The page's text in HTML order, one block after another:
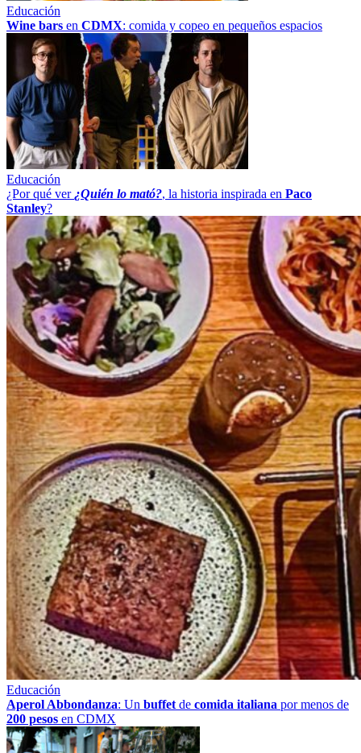
Educación
Wine bars en CDMX: comida y copeo en pequeños espacios
Educación
¿Por qué ver ¿Quién lo mató?, la historia inspirada en Paco
Stanley?
Educación
Aperol Abbondanza: Un buffet de comida italiana por menos de
200 pesos en CDMX